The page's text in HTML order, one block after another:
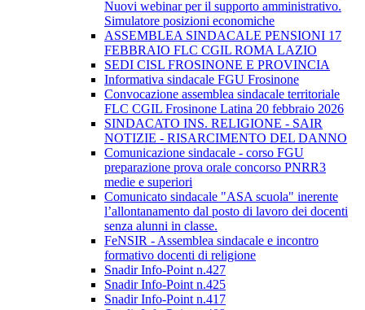
Nuovi webinar per il supporto amministrativo.
Simulatore posizioni economiche
ASSEMBLEA SINDACALE PENSIONI 17
FEBBRAIO FLC CGIL ROMA LAZIO
SEDI CISL FROSINONE E PROVINCIA
Informativa sindacale FGU Frosinone
Convocazione assemblea sindacale territoriale
FLC CGIL Frosinone Latina 20 febbraio 2026
SINDACATO INS. RELIGIONE - SAIR
NOTIZIE - RISARCIMENTO DEL DANNO
Comunicazione sindacale - corso FGU
preparazione prova orale concorso PNRR3
medie e superiori
Comunicato sindacale "ASA scuola" inerente
l’allontanamento dal posto di lavoro dei docenti
senza alunni in classe.
FeNSIR - Assemblea sindacale e incontro
formativo docenti di religione
Snadir Info-Point n.427
Snadir Info-Point n.425
Snadir Info-Point n.417